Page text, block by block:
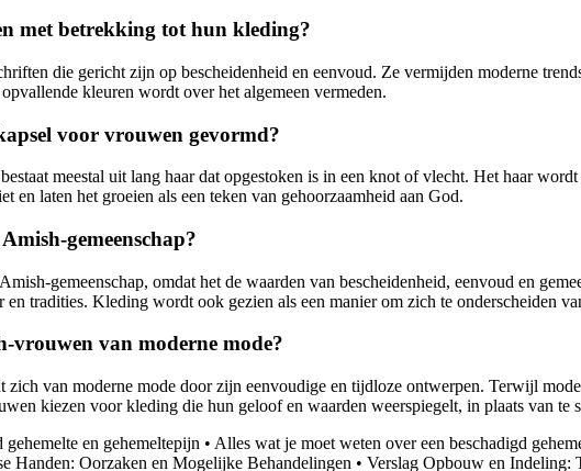
met betrekking tot hun kleding?
die gericht zijn op bescheidenheid en eenvoud. Ze vermijden moderne
kleuren wordt over het algemeen vermeden.
voor vrouwen gevormd?
meestal uit lang haar dat opgestoken is in een knot of vlecht. Het haar
en laten het groeien als een teken van gehoorzaamheid aan God.
gemeenschap?
gemeenschap, omdat het de waarden van bescheidenheid, eenvoud en
tradities. Kleding wordt ook gezien als een manier om zich te onderscheiden
vrouwen van moderne mode?
van moderne mode door zijn eenvoudige en tijdloze ontwerpen. Terwijl
kiezen voor kleding die hun geloof en waarden weerspiegelt, in plaats van te
en gehemeltepijn • Alles wat je moet weten over een beschadigd
Handen: Oorzaken en Mogelijke Behandelingen • Verslag Opbouw en Indeling: